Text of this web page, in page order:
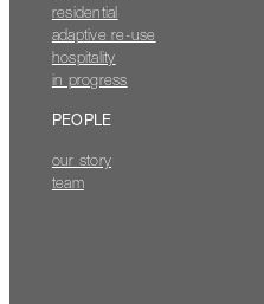
residential
adaptive re-use
hospitality
in progress
PEOPLE
our story
team